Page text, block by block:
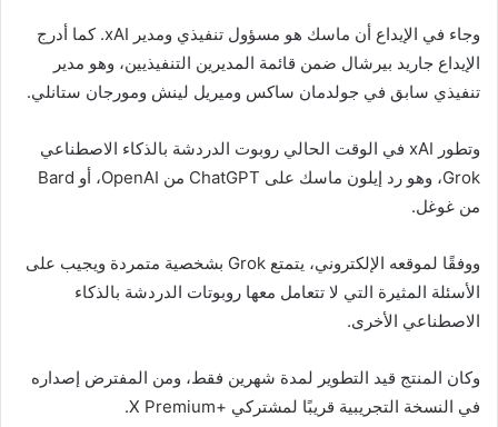
وجاء في الإيداع أن ماسك هو مسؤول تنفيذي ومدير xAI. كما أدرج
الإيداع جاريد بيرشال ضمن قائمة المديرين التنفيذيين، وهو مدير
تنفيذي سابق في جولدمان ساكس وميريل لينش ومورجان ستانلي.
وتطور xAI في الوقت الحالي روبوت الدردشة بالذكاء الاصطناعي
Grok، وهو رد إيلون ماسك على ChatGPT من OpenAI، أو Bard
من غوغل.
ووفقًا لموقعه الإلكتروني، يتمتع Grok بشخصية متمردة ويجيب على
الأسئلة المثيرة التي لا تتعامل معها روبوتات الدردشة بالذكاء
الاصطناعي الأخرى.
وكان المنتج قيد التطوير لمدة شهرين فقط، ومن المفترض إصداره
في النسخة التجريبية قريبًا لمشتركي +X Premium.